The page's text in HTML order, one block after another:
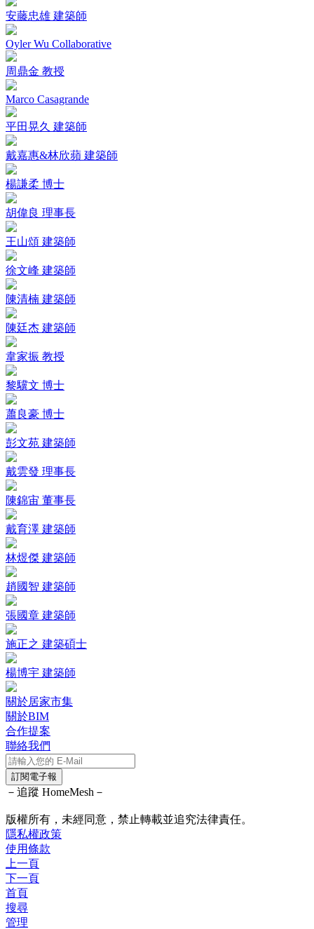
安藤忠雄 建築師
Oyler Wu Collaborative
周鼎金 教授
Marco Casagrande
平田晃久 建築師
戴嘉惠&林欣蘋 建築師
楊謙柔 博士
胡偉良 理事長
王山頌 建築師
徐文峰 建築師
陳清楠 建築師
陳廷杰 建築師
韋家振 教授
黎驥文 博士
蕭良豪 博士
彭文苑 建築師
戴雲發 理事長
陳錦宙 董事長
戴育澤 建築師
林煜傑 建築師
趙國智 建築師
張國章 建築師
施正之 建築碩士
楊博宇 建築師
關於居家市集
關於BIM
合作提案
聯絡我們
訂閱電子報
－追蹤 HomeMesh－
版權所有，未經同意，禁止轉載並追究法律責任。
隱私權政策
使用條款
上一頁
下一頁
首頁
搜尋
管理